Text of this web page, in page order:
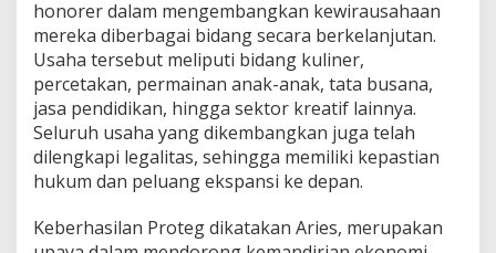
honorer dalam mengembangkan kewirausahaan
mereka diberbagai bidang secara berkelanjutan.
Usaha tersebut meliputi bidang kuliner,
percetakan, permainan anak-anak, tata busana,
jasa pendidikan, hingga sektor kreatif lainnya.
Seluruh usaha yang dikembangkan juga telah
dilengkapi legalitas, sehingga memiliki kepastian
hukum dan peluang ekspansi ke depan.
Keberhasilan Proteg dikatakan Aries, merupakan